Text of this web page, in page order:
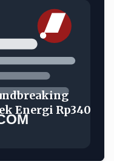
Energi Rp340